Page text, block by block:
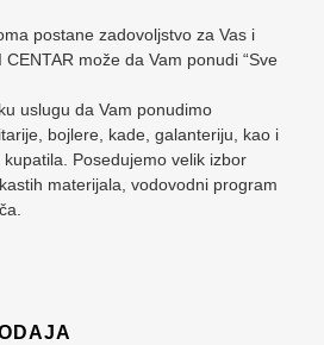
postane zadovoljstvo za Vas i
može da Vam ponudi “Sve
uslugu da Vam ponudimo
bojlere, kade, galanteriju, kao i
Posedujemo velik izbor
materijala, vodovodni program